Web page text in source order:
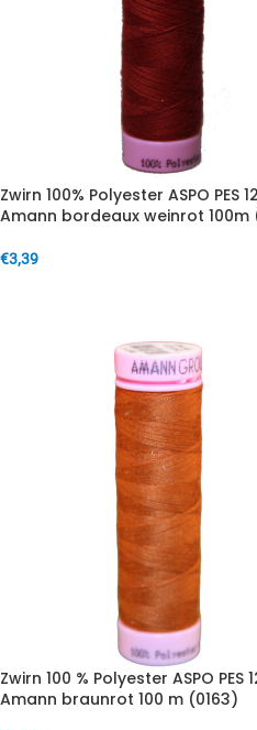
Zwirn 100% Polyester ASPO PES
Amann bordeaux weinrot 100m
€3,39
Zwirn 100 % Polyester ASPO PES
Amann braunrot 100 m (0163)